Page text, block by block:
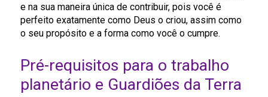
e na sua maneira única de contribuir, pois você é
perfeito exatamente como Deus o criou, assim como
o seu propósito e a forma como você o cumpre.
Pré-requisitos para o trabalho
planetário e Guardiões da Terra